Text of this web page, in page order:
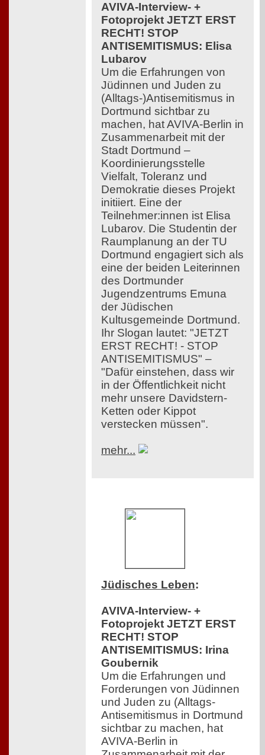
AVIVA-Interview- +
Fotoprojekt JETZT ERST
RECHT! STOP
ANTISEMITISMUS: Elisa
Lubarov
Um die Erfahrungen von
Jüdinnen und Juden zu
(Alltags-)Antisemitismus in
Dortmund sichtbar zu
machen, hat AVIVA-Berlin in
Zusammenarbeit mit der
Stadt Dortmund –
Koordinierungsstelle
Vielfalt, Toleranz und
Demokratie dieses Projekt
initiiert. Eine der
Teilnehmer:innen ist Elisa
Lubarov. Die Studentin der
Raumplanung an der TU
Dortmund engagiert sich als
eine der beiden Leiterinnen
des Dortmunder
Jugendzentrums Emuna
der Jüdischen
Kultusgemeinde Dortmund.
Ihr Slogan lautet: "JETZT
ERST RECHT! - STOP
ANTISEMITISMUS" –
"Dafür einstehen, dass wir
in der Öffentlichkeit nicht
mehr unsere Davidstern-
Ketten oder Kippot
verstecken müssen".
mehr...
Jüdisches Leben:
AVIVA-Interview- +
Fotoprojekt JETZT ERST
RECHT! STOP
ANTISEMITISMUS: Irina
Goubernik
Um die Erfahrungen und
Forderungen von Jüdinnen
und Juden zu (Alltags-
Antisemitismus in Dortmund
sichtbar zu machen, hat
AVIVA-Berlin in